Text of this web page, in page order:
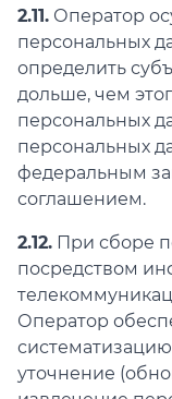
2.11. Оператор
персональных
определить
дольше, чем
персональных
персональных
федеральным
соглашением.
2.12. При сборе
посредством
Оператор
уточнение